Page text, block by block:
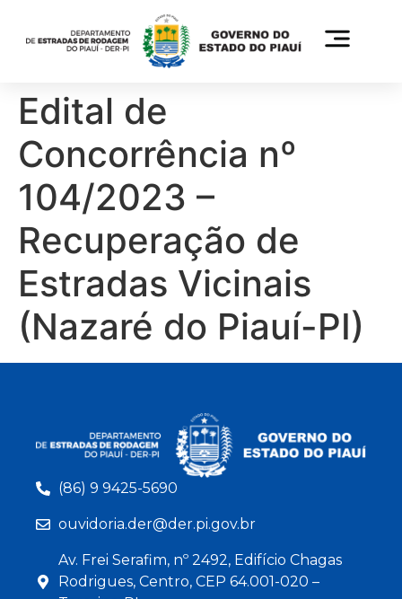
Edital de
Concorrência nº
104/2023 –
Recuperação de
Estradas Vicinais
(Nazaré do Piauí-PI)
(86) 9 9425-5690
ouvidoria.der@der.pi.gov.br
Av. Frei Serafim, nº 2492, Edifício Chagas
Rodrigues, Centro, CEP 64.001-020 –